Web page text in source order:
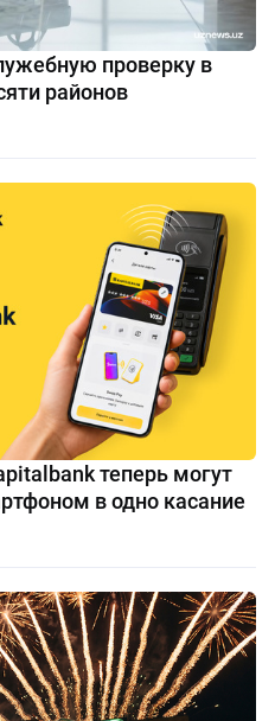
проверку в
районов
теперь могут
в одно касание